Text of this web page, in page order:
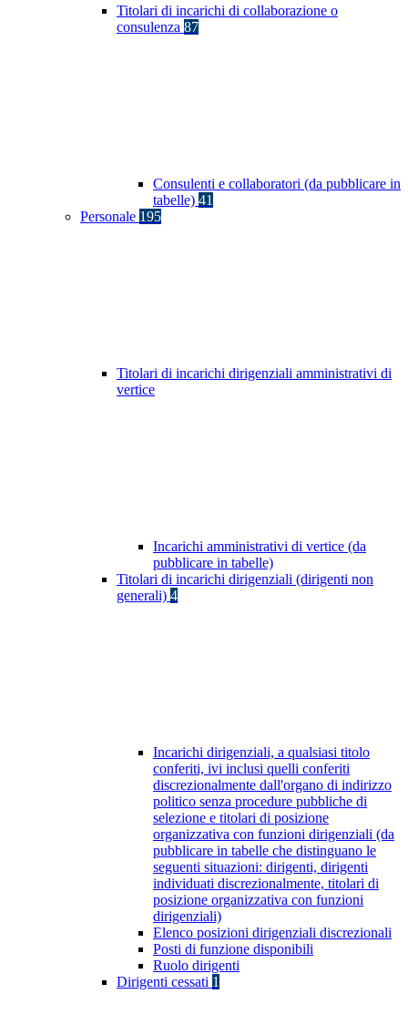
Titolari di incarichi di collaborazione o
consulenza 87
Consulenti e collaboratori (da pubblicare in
tabelle) 41
Personale 195
Titolari di incarichi dirigenziali amministrativi di
vertice
Incarichi amministrativi di vertice (da
pubblicare in tabelle)
Titolari di incarichi dirigenziali (dirigenti non
generali) 4
Incarichi dirigenziali, a qualsiasi titolo
conferiti, ivi inclusi quelli conferiti
discrezionalmente dall'organo di indirizzo
politico senza procedure pubbliche di
selezione e titolari di posizione
organizzativa con funzioni dirigenziali (da
pubblicare in tabelle che distinguano le
seguenti situazioni: dirigenti, dirigenti
individuati discrezionalmente, titolari di
posizione organizzativa con funzioni
dirigenziali)
Elenco posizioni dirigenziali discrezionali
Posti di funzione disponibili
Ruolo dirigenti
Dirigenti cessati 1